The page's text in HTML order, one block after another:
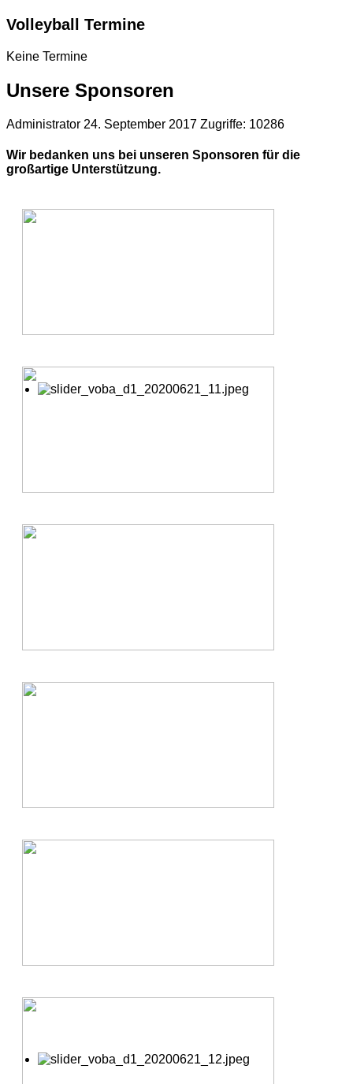
Volleyball Termine
Keine Termine
Unsere Sponsoren
Administrator 24. September 2017 Zugriffe: 10286
Wir bedanken uns bei unseren Sponsoren für die
großartige Unterstützung.